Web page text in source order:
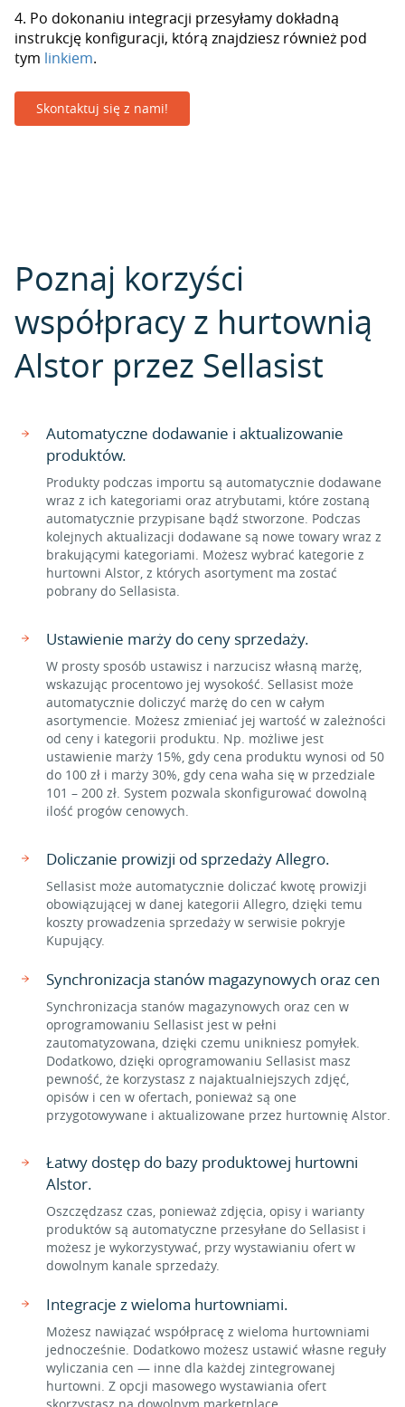
4. Po dokonaniu integracji przesyłamy dokładną
instrukcję konfiguracji, którą znajdziesz również pod
tym linkiem.
Skontaktuj się z nami!
Poznaj korzyści
współpracy z hurtownią
Alstor przez Sellasist
Automatyczne dodawanie i aktualizowanie
produktów.
Produkty podczas importu są automatycznie dodawane
wraz z ich kategoriami oraz atrybutami, które zostaną
automatycznie przypisane bądź stworzone. Podczas
kolejnych aktualizacji dodawane są nowe towary wraz z
brakującymi kategoriami. Możesz wybrać kategorie z
hurtowni Alstor, z których asortyment ma zostać
pobrany do Sellasista.
Ustawienie marży do ceny sprzedaży.
W prosty sposób ustawisz i narzucisz własną marżę,
wskazując procentowo jej wysokość. Sellasist może
automatycznie doliczyć marżę do cen w całym
asortymencie. Możesz zmieniać jej wartość w zależności
od ceny i kategorii produktu. Np. możliwe jest
ustawienie marży 15%, gdy cena produktu wynosi od 50
do 100 zł i marży 30%, gdy cena waha się w przedziale
101 – 200 zł. System pozwala skonfigurować dowolną
ilość progów cenowych.
Doliczanie prowizji od sprzedaży Allegro.
Sellasist może automatycznie doliczać kwotę prowizji
obowiązującej w danej kategorii Allegro, dzięki temu
koszty prowadzenia sprzedaży w serwisie pokryje
Kupujący.
Synchronizacja stanów magazynowych oraz cen
Synchronizacja stanów magazynowych oraz cen w
oprogramowaniu Sellasist jest w pełni
zautomatyzowana, dzięki czemu unikniesz pomyłek.
Dodatkowo, dzięki oprogramowaniu Sellasist masz
pewność, że korzystasz z najaktualniejszych zdjęć,
opisów i cen w ofertach, ponieważ są one
przygotowywane i aktualizowane przez hurtownię Alstor.
Łatwy dostęp do bazy produktowej hurtowni
Alstor.
Oszczędzasz czas, ponieważ zdjęcia, opisy i warianty
produktów są automatyczne przesyłane do Sellasist i
możesz je wykorzystywać, przy wystawianiu ofert w
dowolnym kanale sprzedaży.
Integracje z wieloma hurtowniami.
Możesz nawiązać współpracę z wieloma hurtowniami
jednocześnie. Dodatkowo możesz ustawić własne reguły
wyliczania cen — inne dla każdej zintegrowanej
hurtowni. Z opcji masowego wystawiania ofert